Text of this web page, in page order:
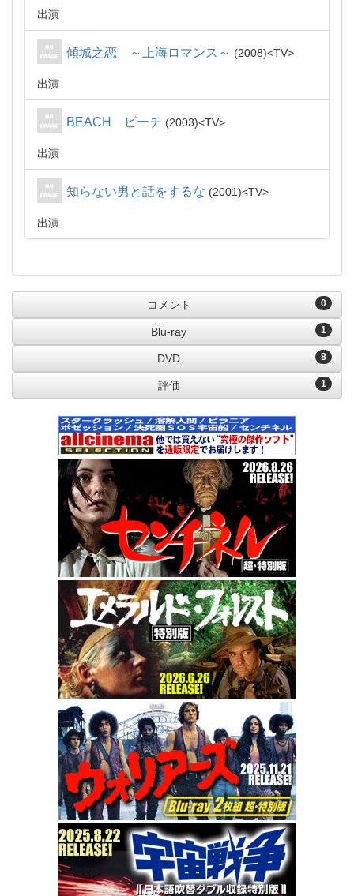
出演
傾城之恋 ～上海ロマンス～ 2008 TV
出演
BEACH ビーチ 2003 TV
出演
知らない男と話をするな 2001 TV
出演
0
コメント
1
Blu-ray
8
DVD
1
評価